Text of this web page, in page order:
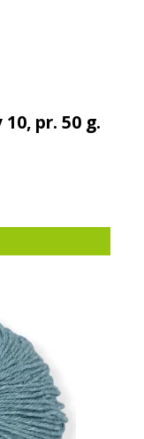
pr. 50 g.